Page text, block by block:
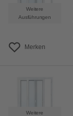
Weitere
Ausführungen
Merken
Weitere